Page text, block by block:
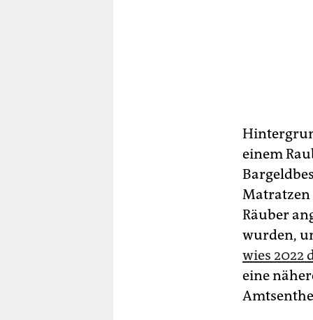
einem
Matratzen
Räuber
wurden,
wies 2022
eine